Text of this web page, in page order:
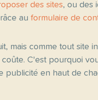
des sites, ou des
au formulaire de
mais comme tout site
C'est pourquoi
publicité en haut de